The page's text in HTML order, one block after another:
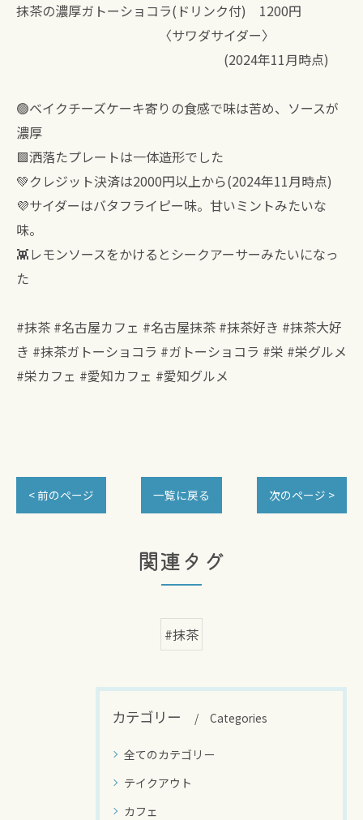
抹茶の濃厚ガトーショコラ(ドリンク付) 1200円
〈サワダサイダー〉
(2024年11月時点)
🟢ベイクチーズケーキ寄りの食感で味は苦め、ソースが
濃厚
🟩洒落たプレートは一体造形でした
💚クレジット決済は2000円以上から(2024年11月時点)
💜サイダーはバタフライピー味。甘いミントみたいな
味。
👾レモンソースをかけるとシークアーサーみたいになっ
た
#抹茶 #名古屋カフェ #名古屋抹茶 #抹茶好き #抹茶大好
き #抹茶ガトーショコラ #ガトーショコラ #栄 #栄グルメ
#栄カフェ #愛知カフェ #愛知グルメ
< 前のページ 一覧に戻る 次のページ >
関連タグ
#抹茶
カテゴリー Categories
全てのカテゴリー
テイクアウト
カフェ